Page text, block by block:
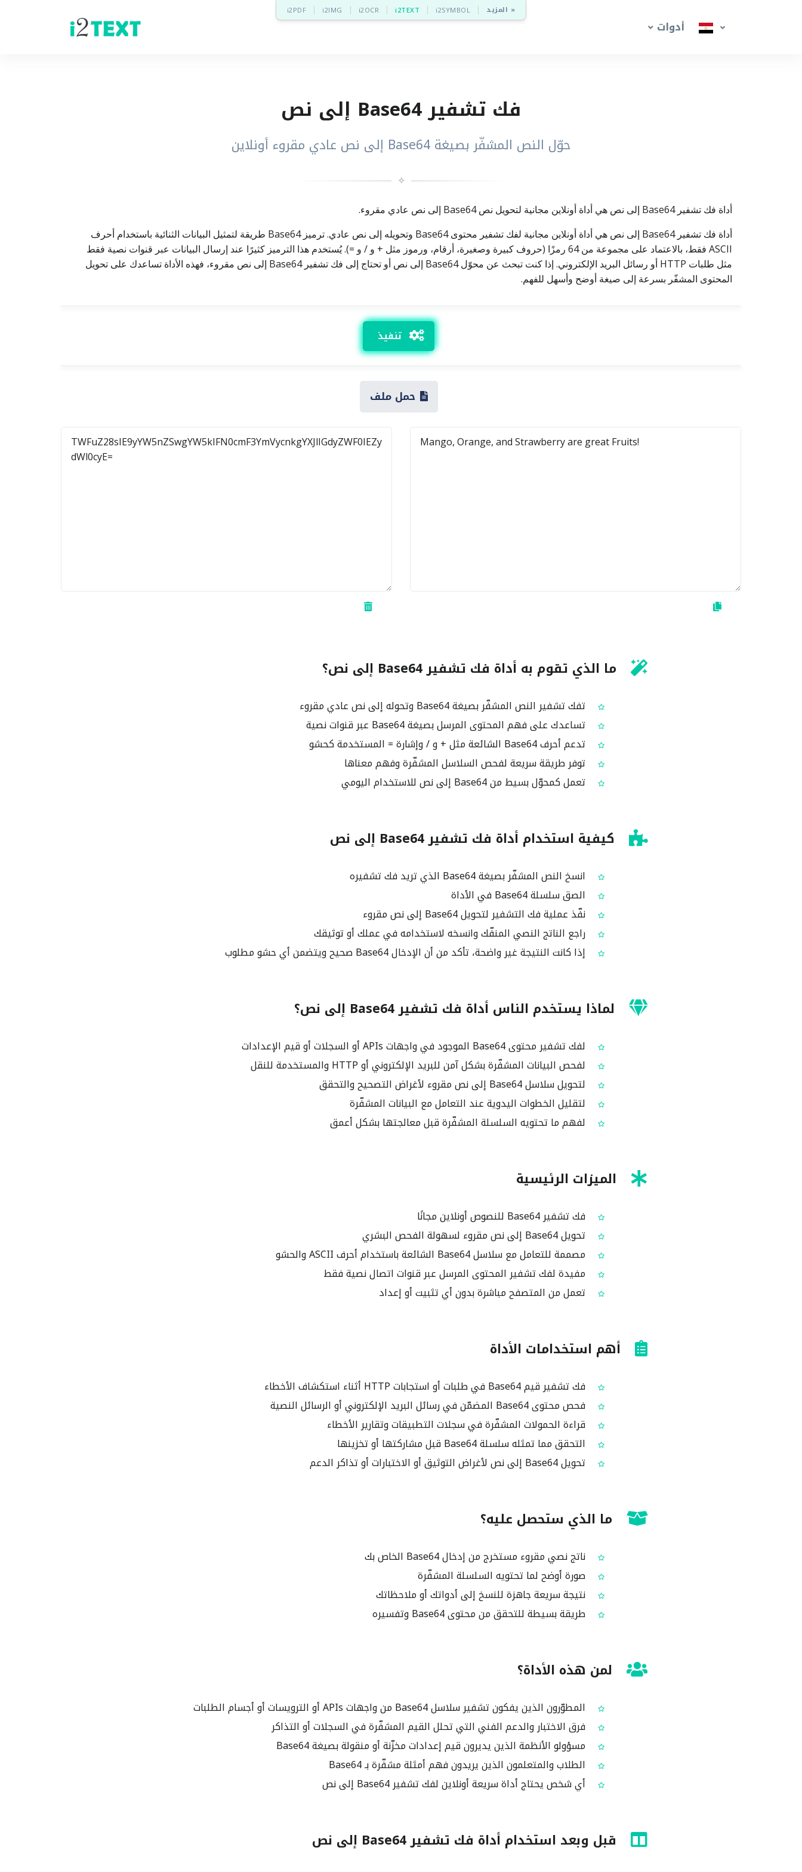
i2PDF i2IMG i2OCR i2TEXT i2SYMBOL المزيد »
أدوات
فك تشفير Base64 إلى نص
حوّل النص المشفّر بصيغة Base64 إلى نص عادي مقروء أونلاين
✧
أداة فك تشفير Base64 إلى نص هي أداة أونلاين مجانية لتحويل نص Base64 إلى نص عادي مقروء.
أداة فك تشفير Base64 إلى نص هي أداة أونلاين مجانية لفك تشفير محتوى Base64 وتحويله إلى نص عادي. ترميز Base64 طريقة لتمثيل البيانات الثنائية باستخدام أحرف
ASCII فقط، بالاعتماد على مجموعة من 64 رمزًا (حروف كبيرة وصغيرة، أرقام، ورموز مثل + و / و =). يُستخدم هذا الترميز كثيرًا عند إرسال البيانات عبر قنوات نصية فقط
مثل طلبات HTTP أو رسائل البريد الإلكتروني. إذا كنت تبحث عن محوّل Base64 إلى نص أو تحتاج إلى فك تشفير Base64 إلى نص مقروء، فهذه الأداة تساعدك على تحويل
المحتوى المشفّر بسرعة إلى صيغة أوضح وأسهل للفهم.
تنفيذ
حمل ملف
ما الذي تقوم به أداة فك تشفير Base64 إلى نص؟
تفك تشفير النص المشفّر بصيغة Base64 وتحوله إلى نص عادي مقروء
تساعدك على فهم المحتوى المرسل بصيغة Base64 عبر قنوات نصية
تدعم أحرف Base64 الشائعة مثل + و / وإشارة = المستخدمة كحشو
توفر طريقة سريعة لفحص السلاسل المشفّرة وفهم معناها
تعمل كمحوّل بسيط من Base64 إلى نص للاستخدام اليومي
كيفية استخدام أداة فك تشفير Base64 إلى نص
انسخ النص المشفّر بصيغة Base64 الذي تريد فك تشفيره
الصق سلسلة Base64 في الأداة
نفّذ عملية فك التشفير لتحويل Base64 إلى نص مقروء
راجع الناتج النصي المنفّك وانسخه لاستخدامه في عملك أو توثيقك
إذا كانت النتيجة غير واضحة، تأكد من أن الإدخال Base64 صحيح ويتضمن أي حشو مطلوب
لماذا يستخدم الناس أداة فك تشفير Base64 إلى نص؟
لفك تشفير محتوى Base64 الموجود في واجهات APIs أو السجلات أو قيم الإعدادات
لفحص البيانات المشفّرة بشكل آمن للبريد الإلكتروني أو HTTP والمستخدمة للنقل
لتحويل سلاسل Base64 إلى نص مقروء لأغراض التصحيح والتحقق
لتقليل الخطوات اليدوية عند التعامل مع البيانات المشفّرة
لفهم ما تحتويه السلسلة المشفّرة قبل معالجتها بشكل أعمق
الميزات الرئيسية
فك تشفير Base64 للنصوص أونلاين مجانًا
تحويل Base64 إلى نص مقروء لسهولة الفحص البشري
مصممة للتعامل مع سلاسل Base64 الشائعة باستخدام أحرف ASCII والحشو
مفيدة لفك تشفير المحتوى المرسل عبر قنوات اتصال نصية فقط
تعمل من المتصفح مباشرة بدون أي تثبيت أو إعداد
أهم استخدامات الأداة
فك تشفير قيم Base64 في طلبات أو استجابات HTTP أثناء استكشاف الأخطاء
فحص محتوى Base64 المضمّن في رسائل البريد الإلكتروني أو الرسائل النصية
قراءة الحمولات المشفّرة في سجلات التطبيقات وتقارير الأخطاء
التحقق مما تمثله سلسلة Base64 قبل مشاركتها أو تخزينها
تحويل Base64 إلى نص لأغراض التوثيق أو الاختبارات أو تذاكر الدعم
ما الذي ستحصل عليه؟
ناتج نصي مقروء مستخرج من إدخال Base64 الخاص بك
صورة أوضح لما تحتويه السلسلة المشفّرة
نتيجة سريعة جاهزة للنسخ إلى أدواتك أو ملاحظاتك
طريقة بسيطة للتحقق من محتوى Base64 وتفسيره
لمن هذه الأداة؟
المطوّرون الذين يفكون تشفير سلاسل Base64 من واجهات APIs أو الترويسات أو أجسام الطلبات
فرق الاختبار والدعم الفني التي تحلل القيم المشفّرة في السجلات أو التذاكر
مسؤولو الأنظمة الذين يديرون قيم إعدادات مخزّنة أو منقولة بصيغة Base64
الطلاب والمتعلمون الذين يريدون فهم أمثلة مشفّرة بـ Base64
أي شخص يحتاج أداة سريعة أونلاين لفك تشفير Base64 إلى نص
قبل وبعد استخدام أداة فك تشفير Base64 إلى نص